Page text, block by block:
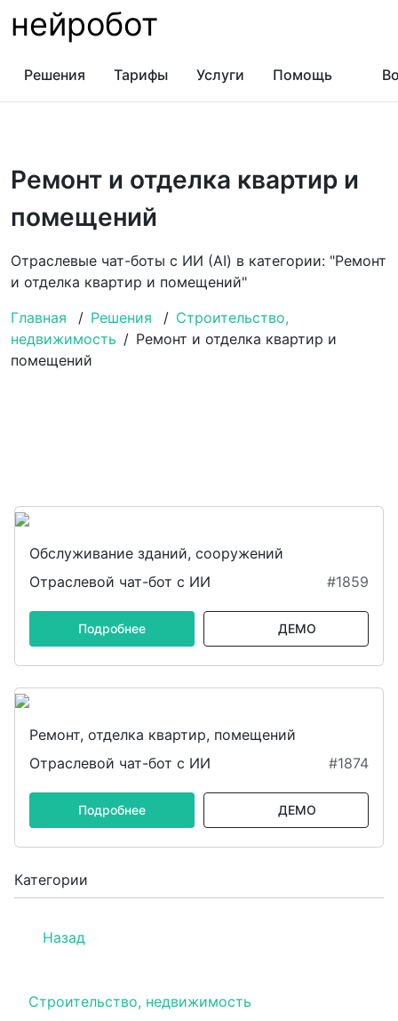
нейробот
Решения Тарифы Услуги Помощь
Ремонт и отделка квартир и
помещений
Отраслевые чат-боты с ИИ (AI) в категории: "Ремонт
и отделка квартир и помещений"
Главная
/ Решения / Строительство,
недвижимость / Ремонт и отделка квартир и
помещений
Категории
Назад
Строительство, недвижимость
Обслуживание зданий, сооружений
Отраслевой чат-бот с ИИ
#1859
Подробнее ДЕМО
Ремонт, отделка квартир, помещений
Отраслевой чат-бот с ИИ
#1874
Подробнее ДЕМО